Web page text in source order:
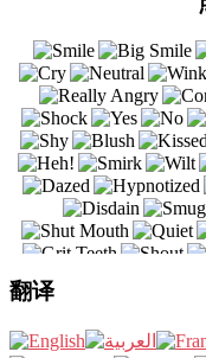
翻译